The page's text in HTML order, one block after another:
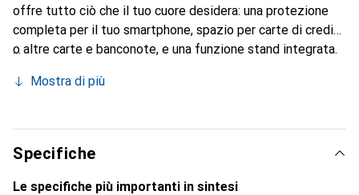
offre tutto ciò che il tuo cuore desidera: una protezione
completa per il tuo smartphone, spazio per carte di credito
o altre carte e banconote, e una funzione stand integrata.
sicurezza e guardare comodamente i video. Oltre a queste
smartphone un classico look in pelle. Grazie alla chiusura
magnetica, questa custodia per Moto G9 Play offre
protezione in ogni situazione. Tuttavia, tutte le funzioni
del tuo smartphone rimangono intatte e puoi anche
Mostra di più
Specifiche
Le specifiche più importanti in sintesi